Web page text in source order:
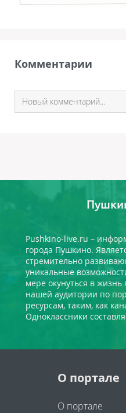
Комментарии
Pushkino-live.ru –
города Пушкино.
стремительно
уникальные
мере окунуться в
нашей аудитории по
ресурсам, таким, как
Одноклассники
О портале
О портале